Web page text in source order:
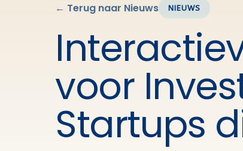
← Terug naar Nieuws NIEUWS
voor
Startups